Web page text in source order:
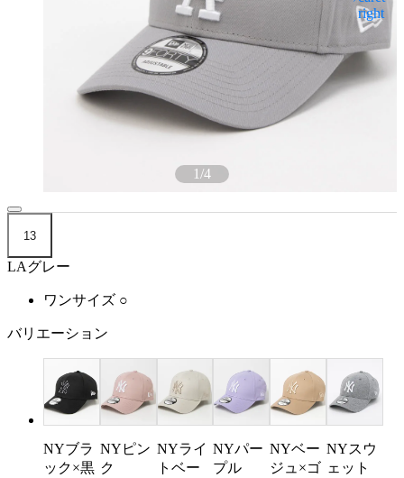
1/4
13
LAグレー
ワンサイズ ○
バリエーション
NYブラ
ック×黒
NYピン
ク
NYライ
トベー
NYパー
プル
NYベー
ジュ×ゴ
NYスウ
ェット